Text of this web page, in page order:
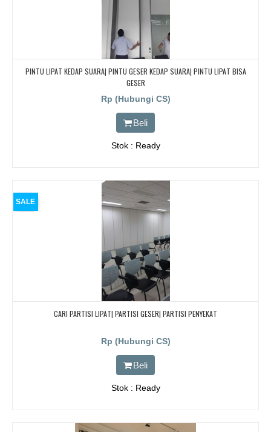
PINTU LIPAT KEDAP SUARA| PINTU GESER KEDAP SUARA| PINTU LIPAT BISA
GESER
Rp (Hubungi CS)
Beli
Stok : Ready
SALE
CARI PARTISI LIPAT| PARTISI GESER| PARTISI PENYEKAT
Rp (Hubungi CS)
Beli
Stok : Ready